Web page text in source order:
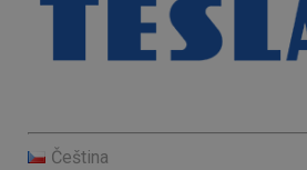
Čeština